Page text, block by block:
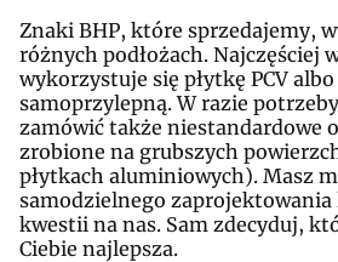
Znaki BHP, które sprzedajemy,
różnych podłożach. Najczęściej
wykorzystuje się płytkę PCV
samoprzylepną. W razie
zamówić także niestandardowe
zrobione na grubszych
płytkach aluminiowych). Masz
samodzielnego zaprojektowania
kwestii na nas. Sam zdecyduj,
Ciebie najlepsza.